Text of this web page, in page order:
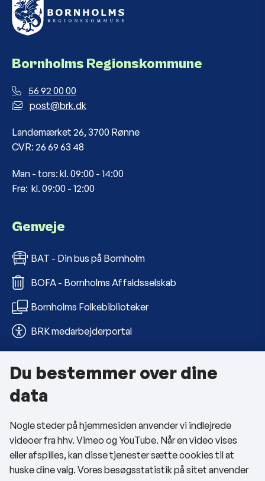
Bornholms Regionskommune
56 92 00 00
post@brk.dk
Landemærket 26, 3700 Rønne
CVR: 26 69 63 48
Man - tors: kl. 09:00 - 14:00
Fre: kl. 09:00 - 12:00
Genveje
BAT - Din bus på Bornholm
BOFA - Bornholms Affaldsselskab
Bornholms Folkebiblioteker
BRK medarbejderportal
Om kommunen
Kontakt os
Telefon- og åbningstider
Tilgængelighedserklæring
Privatlivspolitik
Du bestemmer over dine
data
Nogle steder på hjemmesiden anvender vi indlejrede
videoer fra hhv. Vimeo og YouTube. Når en video vises
eller afspilles, kan disse tjenester sætte cookies til at
huske dine valg. Vores besøgsstatistik på sitet anvender